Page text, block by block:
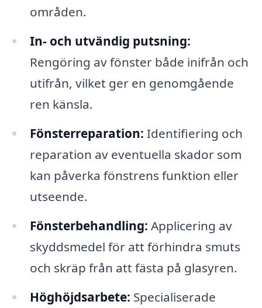
områden.
In- och utvändig putsning:
Rengöring av fönster både inifrån och
utifrån, vilket ger en genomgående
ren känsla.
Fönsterreparation: Identifiering och
reparation av eventuella skador som
kan påverka fönstrens funktion eller
utseende.
Fönsterbehandling: Applicering av
skyddsmedel för att förhindra smuts
och skräp från att fästa på glasyren.
Höghöjdsarbete: Specialiserade